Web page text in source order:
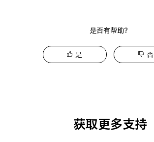
是否有帮助？
是 否
获取更多支持